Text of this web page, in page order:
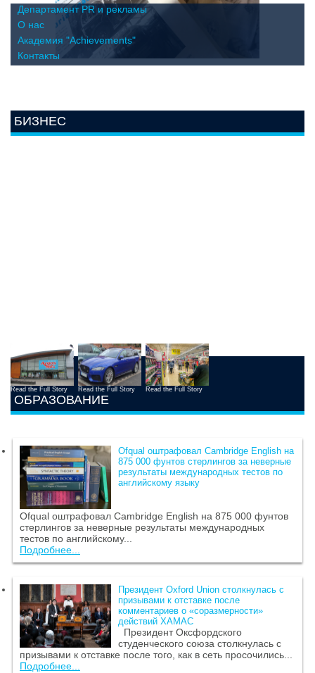
Департамент PR и рекламы
О нас
Академия "Achievements"
Контакты
БИЗНЕС
Read the Full Story Read the Full Story Read the Full Story
ОБРАЗОВАНИЕ
Ofqual оштрафовал Cambridge English на
875 000 фунтов стерлингов за неверные
результаты международных тестов по
английскому языку
Ofqual оштрафовал Cambridge English на 875 000 фунтов
стерлингов за неверные результаты международных
тестов по английскому...
Подробнее...
Президент Oxford Union столкнулась с
призывами к отставке после
комментариев о «соразмерности»
действий ХАМАС
Президент Оксфордского
студенческого союза столкнулась с
призывами к отставке после того, как в сеть просочились...
Подробнее...